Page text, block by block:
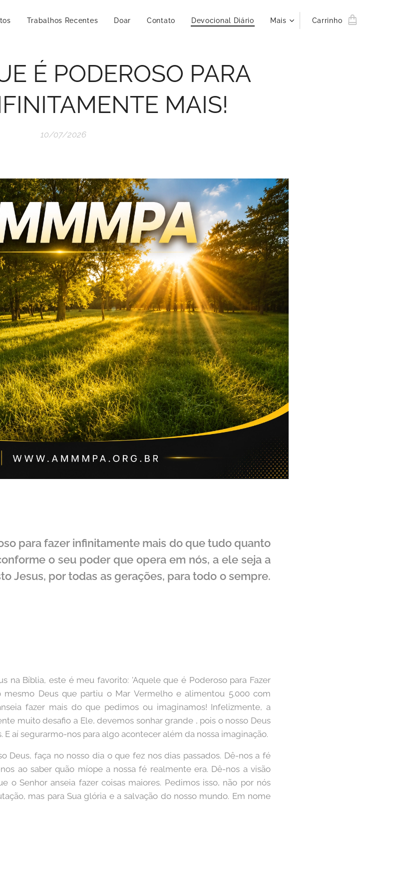
Trabalhos Recentes Doar Contato Devocional Diário Mais Carrinho
É PODEROSO PARA
MAIS!
10/07/2026
para fazer infinitamente mais do que tudo quanto
o seu poder que opera em nós, a ele seja a
Jesus, por todas as gerações, para todo o sempre.
na Bíblia, este é meu favorito: 'Aquele que é Poderoso para Fazer
mesmo Deus que partiu o Mar Vermelho e alimentou 5.000 com
fazer mais do que pedimos ou imaginamos! Infelizmente, a
muito desafio a Ele, devemos sonhar grande , pois o nosso Deus
E aí segurarmo-nos para algo acontecer além da nossa imaginação.
Deus, faça no nosso dia o que fez nos dias passados. Dê-nos a fé
ao saber quão míope a nossa fé realmente era. Dê-nos a visão
o Senhor anseia fazer coisas maiores. Pedimos isso, não por nós
mas para Sua glória e a salvação do nosso mundo. Em nome